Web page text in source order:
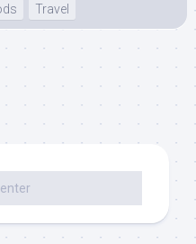
Travel